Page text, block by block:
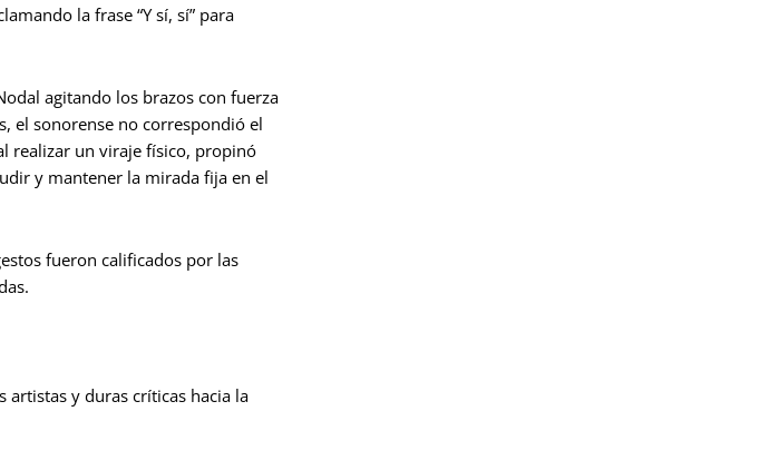
la frase “Y sí, sí” para
agitando los brazos con fuerza
el sonorense no correspondió el
realizar un viraje físico, propinó
y mantener la mirada fija en el
fueron calificados por las
y duras críticas hacia la